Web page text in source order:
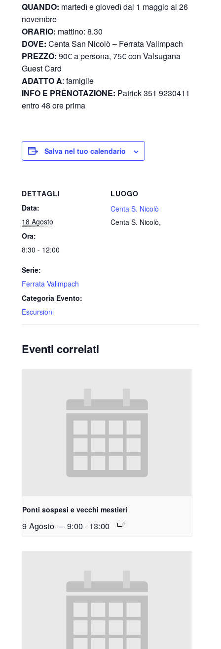
QUANDO: martedì e giovedì dal 1 maggio al 26
novembre
ORARIO: mattino: 8.30
DOVE: Centa San Nicolò – Ferrata Valimpach
PREZZO: 90€ a persona, 75€ con Valsugana
Guest Card
ADATTO A: famiglie
INFO E PRENOTAZIONE: Patrick 351 9230411
entro 48 ore prima
Salva nel tuo calendario
DETTAGLI
Data:
18 Agosto
Ora:
8:30 - 12:00
Serie:
Ferrata Valimpach
Categoria Evento:
Escursioni
LUOGO
Centa S. Nicolò
Centa S. Nicolò,
Eventi correlati
Ponti sospesi e vecchi mestieri
9 Agosto — 9:00- 13:00